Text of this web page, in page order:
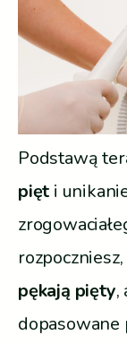
Podstawą
pięt i
pękają pięty,
dopasowane